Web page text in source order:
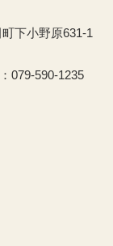
下小野原631-1
079-590-1235